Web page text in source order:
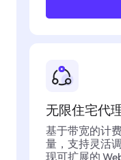
无限住宅代
基于带宽的计
量，支持灵活
现可扩展的